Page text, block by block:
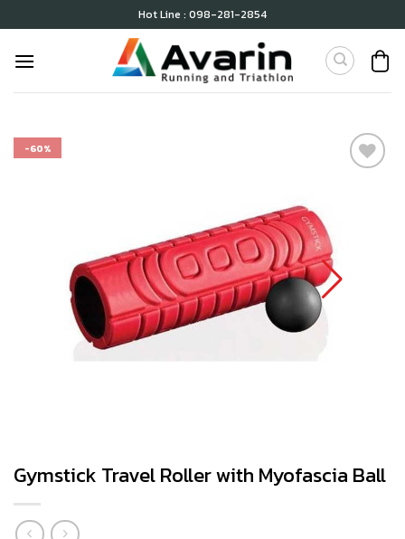
to
content
Hot Line : 098-281-2854
-60%
Gymstick Travel Roller with Myofascia Ball